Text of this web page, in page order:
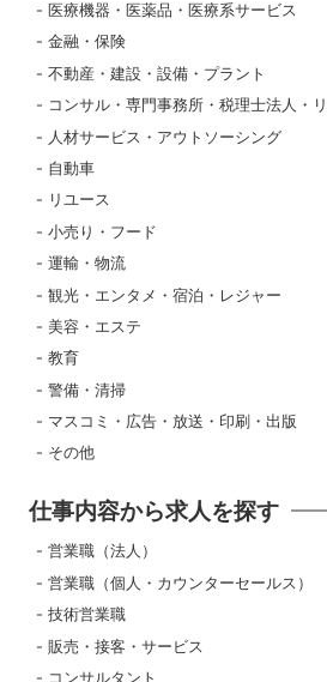
医療機器・医薬品・医療系サービス
金融・保険
不動産・建設・設備・プラント
コンサル・専門事務所・税理士法人・
人材サービス・アウトソーシング
自動車
リユース
小売り・フード
運輸・物流
観光・エンタメ・宿泊・レジャー
美容・エステ
教育
警備・清掃
マスコミ・広告・放送・印刷・出版
その他
仕事内容から求人を探す
営業職（法人）
営業職（個人・カウンターセールス）
技術営業職
販売・接客・サービス
コンサルタント